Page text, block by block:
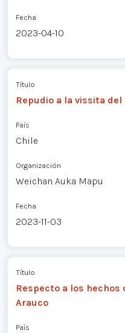
Fecha
2023-04-10
Título
Repudio a la vissita
País
Chile
Organización
Weichan Auka Mapu
Fecha
2023-11-03
Título
Respecto a los hechos
Arauco
País